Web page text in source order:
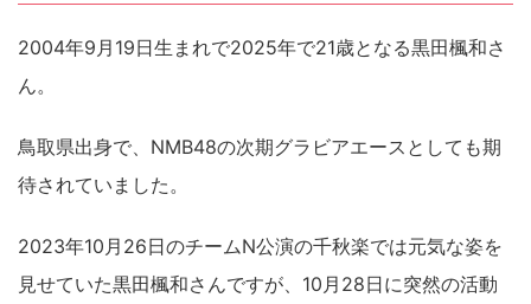
2004年9月19日生まれで2025年で21歳となる黒田楓和さ
ん。
鳥取県出身で、NMB48の次期グラビアエースとしても期
待されていました。
2023年10月26日のチームN公演の千秋楽では元気な姿を
見せていた黒田楓和さんですが、10月28日に突然の活動